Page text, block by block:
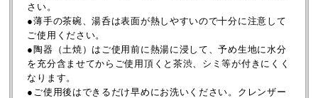
さい。
●薄手の茶碗、湯呑は表面が熱しやすいので十分に注意して
ご使用ください。
●陶器（土焼）はご使用前に熱湯に浸して、予め生地に水分
を充分含ませてからご使用頂くと茶渋、シミ等が付きにくく
なります。
●ご使用後はできるだけ早めにお洗いください。クレンザー